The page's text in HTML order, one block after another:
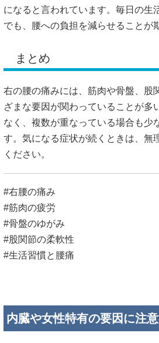
になると言われています。毎日の生
でも、腰への負担を減らせることが
まとめ
右の腰の痛みには、筋肉や骨盤、股
ざまな要因が関わっていることが多
なく、複数が重なっている場合も少
す。気になる症状が続くときは、無
ください。
#右腰の痛み
#筋肉の疲労
#骨盤のゆがみ
#股関節の柔軟性
#生活習慣と腰痛
内臓や女性特有の要因に注